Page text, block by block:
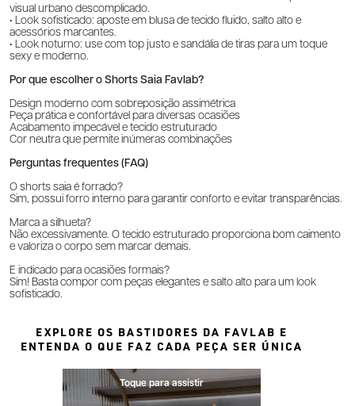
visual urbano descomplicado.
• Look sofisticado: aposte em blusa de tecido fluido, salto alto e
acessórios marcantes.
• Look noturno: use com top justo e sandália de tiras para um toque
sexy e moderno.
Por que escolher o Shorts Saia Favlab?
Design moderno com sobreposição assimétrica
Peça prática e confortável para diversas ocasiões
Acabamento impecável e tecido estruturado
Cor neutra que permite inúmeras combinações
Perguntas frequentes (FAQ)
O shorts saia é forrado?
Sim, possui forro interno para garantir conforto e evitar transparências.
Marca a silhueta?
Não excessivamente. O tecido estruturado proporciona bom caimento
e valoriza o corpo sem marcar demais.
É indicado para ocasiões formais?
Sim! Basta compor com peças elegantes e salto alto para um look
sofisticado.
EXPLORE OS BASTIDORES DA FAVLAB E
ENTENDA O QUE FAZ CADA PEÇA SER ÚNICA